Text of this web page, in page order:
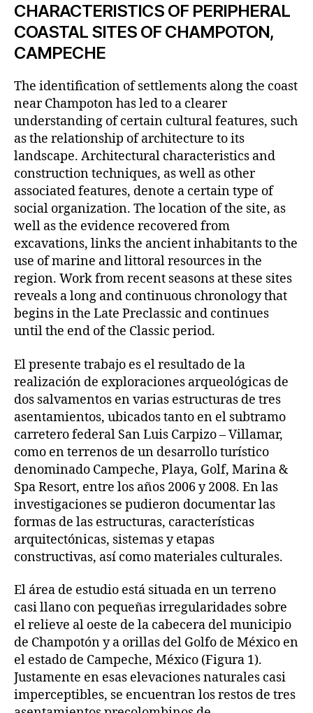
CHARACTERISTICS OF PERIPHERAL
COASTAL SITES OF CHAMPOTON,
CAMPECHE
The identification of settlements along the coast
near Champoton has led to a clearer
understanding of certain cultural features, such
as the relationship of architecture to its
landscape. Architectural characteristics and
construction techniques, as well as other
associated features, denote a certain type of
social organization. The location of the site, as
well as the evidence recovered from
excavations, links the ancient inhabitants to the
use of marine and littoral resources in the
region. Work from recent seasons at these sites
reveals a long and continuous chronology that
begins in the Late Preclassic and continues
until the end of the Classic period.
El presente trabajo es el resultado de la
realización de exploraciones arqueológicas de
dos salvamentos en varias estructuras de tres
asentamientos, ubicados tanto en el subtramo
carretero federal San Luis Carpizo – Villamar,
como en terrenos de un desarrollo turístico
denominado Campeche, Playa, Golf, Marina &
Spa Resort, entre los años 2006 y 2008. En las
investigaciones se pudieron documentar las
formas de las estructuras, características
arquitectónicas, sistemas y etapas
constructivas, así como materiales culturales.
El área de estudio está situada en un terreno
casi llano con pequeñas irregularidades sobre
el relieve al oeste de la cabecera del municipio
de Champotón y a orillas del Golfo de México en
el estado de Campeche, México (Figura 1).
Justamente en esas elevaciones naturales casi
imperceptibles, se encuentran los restos de tres